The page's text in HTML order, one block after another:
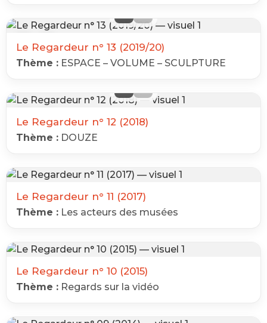
‹ ›
Le Regardeur n° 13 (2019/20)
Thème : ESPACE – VOLUME – SCULPTURE
‹ ›
Le Regardeur n° 12 (2018)
Thème : DOUZE
Le Regardeur n° 11 (2017)
Thème : Les acteurs des musées
Le Regardeur n° 10 (2015)
Thème : Regards sur la vidéo